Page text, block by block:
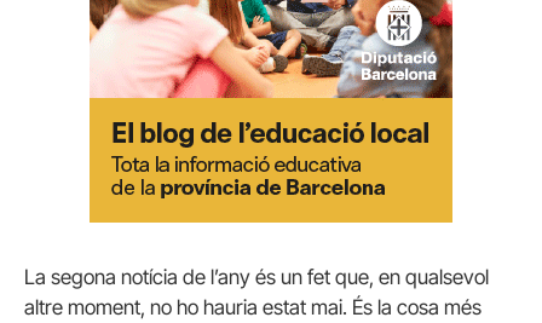
La segona notícia de l’any és un fet que, en qualsevol
altre moment, no ho hauria estat mai. És la cosa més